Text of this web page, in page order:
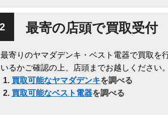
最寄の店頭で買取受付
最寄りのヤマダデンキ・ベスト電器で買取を
いるかご確認の上、店頭までお越しください。
買取可能なヤマダデンキを調べる
買取可能なベスト電器を調べる